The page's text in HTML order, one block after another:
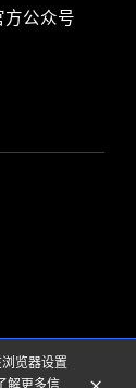
览器设置
解更多信
公众号